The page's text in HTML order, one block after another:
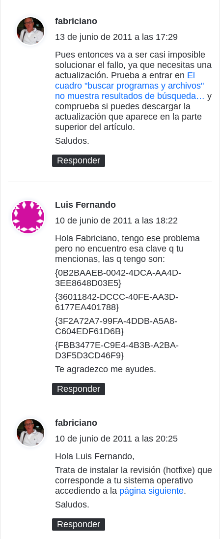
fabriciano
i
c
e
:
13 de junio de 2011 a las 17:29
Pues entonces va a ser casi imposible
solucionar el fallo, ya que necesitas una
actualización. Prueba a entrar en El
cuadro "buscar programas y archivos"
no muestra resultados de búsqueda… y
comprueba si puedes descargar la
actualización que aparece en la parte
superior del artículo.
Saludos.
Responder
Luis Fernando
i
c
e
10 de junio de 2011 a las 18:22
Hola Fabriciano, tengo ese problema
pero no encuentro esa clave q tu
mencionas, las q tengo son:
{0B2BAAEB-0042-4DCA-AA4D-
3EE8648D03E5}
{36011842-DCCC-40FE-AA3D-
6177EA401788}
{3F2A72A7-99FA-4DDB-A5A8-
C604EDF61D6B}
{FBB3477E-C9E4-4B3B-A2BA-
D3F5D3CD46F9}
Te agradezco me ayudes.
Responder
fabriciano
i
c
e
:
10 de junio de 2011 a las 20:25
Hola Luis Fernando,
Trata de instalar la revisión (hotfixe) que
corresponde a tu sistema operativo
accediendo a la página siguiente.
Saludos.
Responder